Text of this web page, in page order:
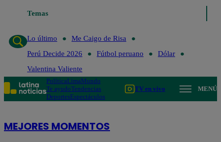
Temas
Lo último Me Caigo de Risa
Lo último
Me Caigo de Risa
Perú Decide 2026
Fútbol peruano
Dólar
Valentina Valiente
PolíticaLimaMundo
Te ayudoTendencias
DeportesEspectáculos
TV en vivo MENÚ
MEJORES MOMENTOS